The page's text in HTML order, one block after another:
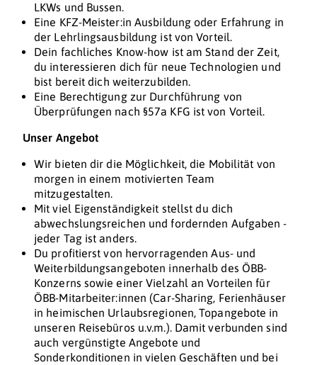
LKWs und Bussen.
Eine KFZ-Meister:in Ausbildung oder Erfahrung in
der Lehrlingsausbildung ist von Vorteil.
Dein fachliches Know-how ist am Stand der Zeit,
du interessieren dich für neue Technologien und
bist bereit dich weiterzubilden.
Eine Berechtigung zur Durchführung von
Überprüfungen nach §57a KFG ist von Vorteil.
Unser Angebot
Wir bieten dir die Möglichkeit, die Mobilität von
morgen in einem motivierten Team
mitzugestalten.
Mit viel Eigenständigkeit stellst du dich
abwechslungsreichen und fordernden Aufgaben -
jeder Tag ist anders.
Du profitierst von hervorragenden Aus- und
Weiterbildungsangeboten innerhalb des ÖBB-
Konzerns sowie einer Vielzahl an Vorteilen für
ÖBB-Mitarbeiter:innen (Car-Sharing, Ferienhäuser
in heimischen Urlaubsregionen, Topangebote in
unseren Reisebüros u.v.m.). Damit verbunden sind
auch vergünstigte Angebote und
Sonderkonditionen in vielen Geschäften und bei